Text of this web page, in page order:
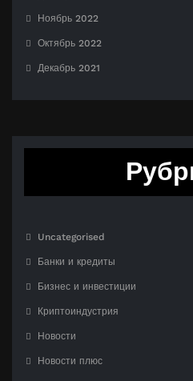
Ноябрь 2022
Октябрь 2022
Декабрь 2021
Uncategorised
Банки и кредиты
Бизнес и инвестиции
Криптоиндустрия
Новости
Новости плюс